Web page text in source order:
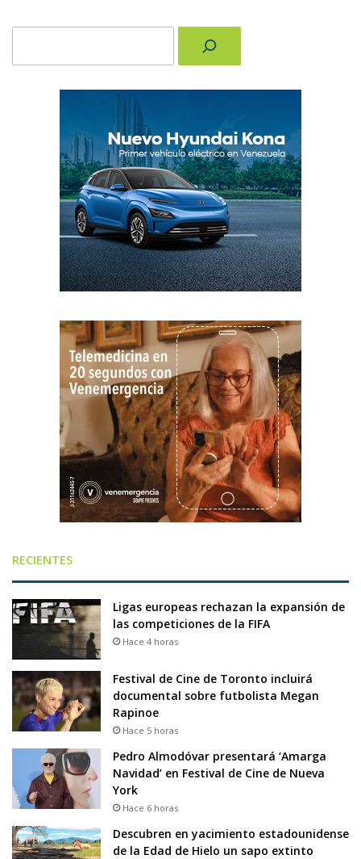
RECIENTES
Ligas europeas rechazan la expansión de
las competiciones de la FIFA
Hace 4 horas
Festival de Cine de Toronto incluirá
documental sobre futbolista Megan
Rapinoe
Hace 5 horas
Pedro Almodóvar presentará ‘Amarga
Navidad’ en Festival de Cine de Nueva
York
Hace 6 horas
Descubren en yacimiento estadounidense
de la Edad de Hielo un sapo extinto